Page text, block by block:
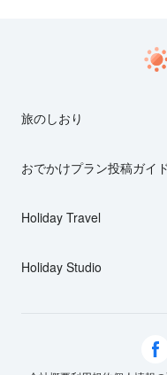
旅のしおり
おでかけプラン投稿ガイ
Holiday Travel
Holiday Studio